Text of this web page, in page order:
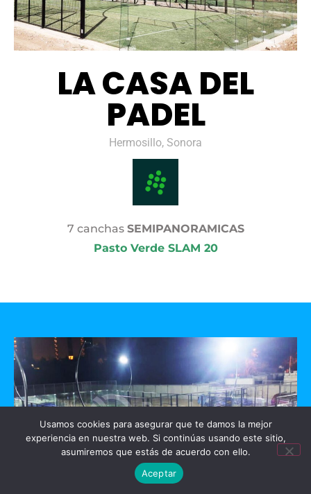
LA CASA DEL
PADEL
Hermosillo, Sonora
7 canchas SEMIPANORAMICAS
Pasto Verde SLAM 20
Usamos cookies para asegurar que te damos la mejor
experiencia en nuestra web. Si continúas usando este sitio,
asumiremos que estás de acuerdo con ello.
Aceptar